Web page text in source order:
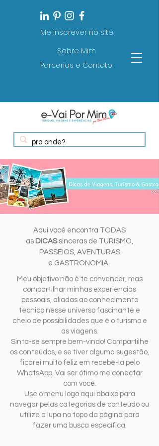
Me inscrever no site
Sobre Mim
Parcerias e Contato
Aqui você encontra TODAS
as DICASsinceras de TURISMO,
PASSEIOS, AVENTURAS
e GASTRONOMIA.
Meu objetivo não é te convencer, mas
compartilhar minhas experiências
pessoais, aliadas ao conhecimento
técnico nesse universo fascinante e
cheio de possibilidades que é o turismo e
as viagens.
Sinta-se sempre bem-vindo! Compartilhe
os conteúdos, e se tiver alguma sugestão,
ficarei muito feliz em recebê-la pelo
WhatsApp. Vai ser ótimo me conectar
com você.
Use o menu logo aqui abaixo para
navegar pelas categorias de conteúdo ou
utilize a lupa no topo da página para
fazer uma busca específica.